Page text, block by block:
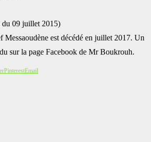
09 juillet 2015)
Messaoudène est décédé en juillet 2017. Un
sur la page Facebook de Mr Boukrouh.‎
PinterestEmail